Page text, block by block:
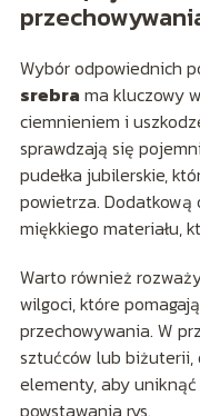
Wybór odpowiednich
srebra ma kluczowy
ciemnieniem i
sprawdzają się
pudełka jubilerskie,
powietrza. Dodatkową
miękkiego materiału,
Warto również
wilgoci, które
przechowywania. W
sztućców lub
elementy, aby
powstawania rys.